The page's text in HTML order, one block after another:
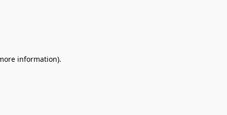
information).